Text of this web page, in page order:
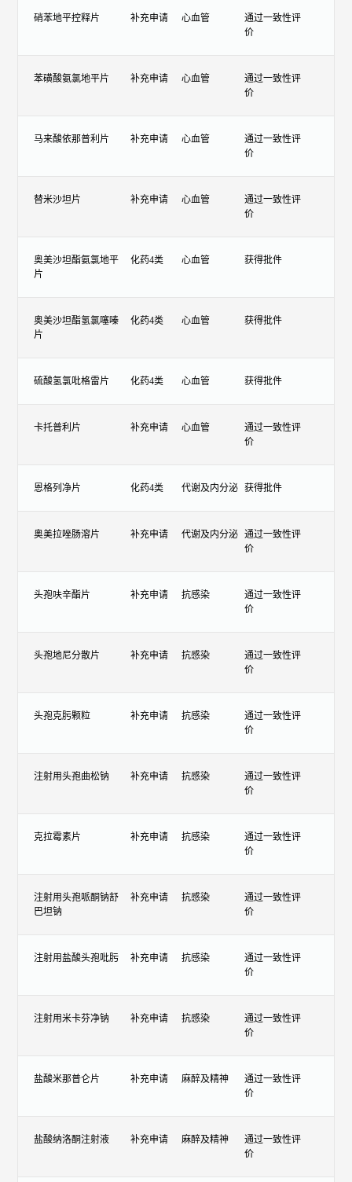
硝苯地平控释片 补充申请 心血管
通过一致性评
价
苯磺酸氨氯地平片 补充申请 心血管
通过一致性评
价
马来酸依那普利片 补充申请 心血管
通过一致性评
价
替米沙坦片 补充申请 心血管
通过一致性评
价
奥美沙坦酯氨氯地平
片
化药4类 心血管 获得批件
奥美沙坦酯氢氯噻嗪
片
化药4类 心血管 获得批件
硫酸氢氯吡格雷片 化药4类 心血管 获得批件
卡托普利片 补充申请 心血管
通过一致性评
价
恩格列净片 化药4类 代谢及内分泌 获得批件
奥美拉唑肠溶片 补充申请 代谢及内分泌 通过一致性评
价
头孢呋辛酯片 补充申请 抗感染
通过一致性评
价
头孢地尼分散片 补充申请 抗感染
通过一致性评
价
头孢克肟颗粒 补充申请 抗感染
通过一致性评
价
注射用头孢曲松钠 补充申请 抗感染
通过一致性评
价
克拉霉素片 补充申请 抗感染
通过一致性评
价
注射用头孢哌酮钠舒
巴坦钠
补充申请 抗感染
通过一致性评
价
注射用盐酸头孢吡肟 补充申请 抗感染
通过一致性评
价
注射用米卡芬净钠 补充申请 抗感染
通过一致性评
价
盐酸米那普仑片 补充申请 麻醉及精神
通过一致性评
价
盐酸纳洛酮注射液 补充申请 麻醉及精神
通过一致性评
价